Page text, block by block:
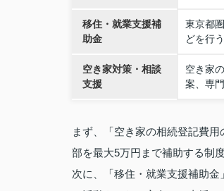
移住・就業支援補
助金
東京都
どを行
空き家対策・相談
支援
空き家
案、専
まず、「空き家の相続登記費
部を最大5万円まで補助する制
次に、「移住・就業支援補助